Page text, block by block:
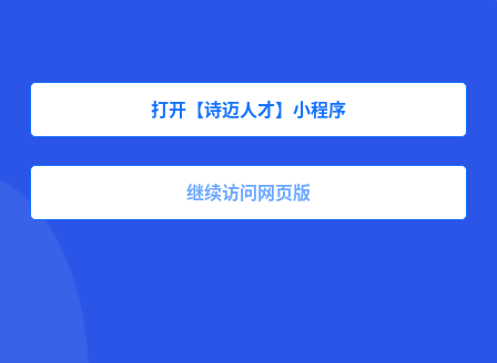
打开【诗迈人才】小程序
继续访问网页版